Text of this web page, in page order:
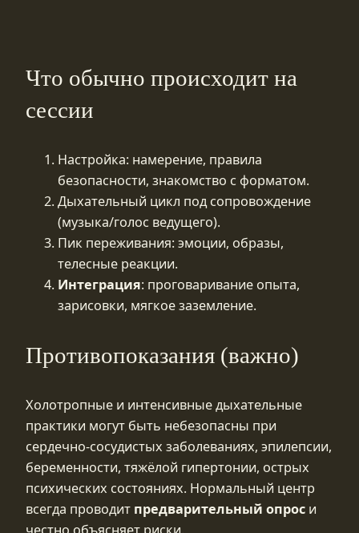
Что обычно происходит на
сессии
Настройка: намерение, правила
безопасности, знакомство с форматом.
Дыхательный цикл под сопровождение
(музыка/голос ведущего).
Пик переживания: эмоции, образы,
телесные реакции.
Интеграция: проговаривание опыта,
зарисовки, мягкое заземление.
Противопоказания (важно)
Холотропные и интенсивные дыхательные
практики могут быть небезопасны при
сердечно‑сосудистых заболеваниях, эпилепсии,
беременности, тяжёлой гипертонии, острых
психических состояниях. Нормальный центр
всегда проводит предварительный опрос и